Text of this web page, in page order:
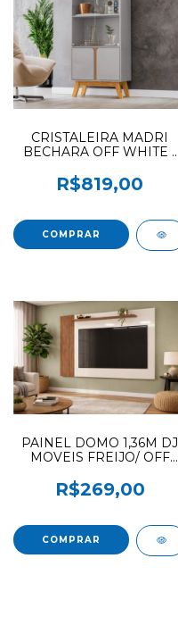
CRISTALEIRA MADRI
BECHARA OFF WHITE /
R$819,00
PAINEL DOMO 1,36M DJ
MOVEIS FREIJO/ OFF
R$269,00